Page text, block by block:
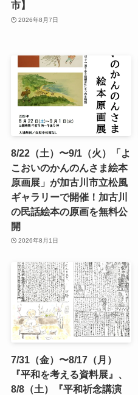
市】
2026年8月7日
8/22（土）〜9/1（火）「よ
こおいのかんのんさま絵本
原画展」が加古川市立松風
ギャラリーで開催！加古川
の民話絵本の原画を無料公
開
2026年8月1日
7/31（金）〜8/17（月）
『平和を考える資料展』、
8/8（土）『平和祈念講演